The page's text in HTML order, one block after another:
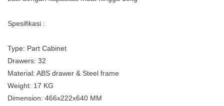
Spesifikasi :
Type: Part Cabinet
Drawers: 32
Material: ABS drawer & Steel frame
Weight: 17 KG
Dimension: 466x222x640 MM